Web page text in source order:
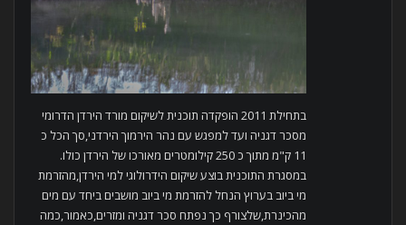
בתחילת 2011 הופקדה תוכנית לשיקום מורד הירדן הדרומי
מסכר דגניה ועד למפגש עם נהר הירמוך הירדני,סך הכל כ
11 ק"מ מתוך כ 250 קילומטרים מאורכו של הירדן כולו.
במסגרת התוכנית בוצע שיקום הידרולוגי למי הירדן,מהזרמת
מי ביוב בערוץ הנחל להזרמת מי ביוב מושבים ביחד עם מים
מהכינרת,שלצורף כך נפתח סכר דגניה ומזרים,כאמור,כמה